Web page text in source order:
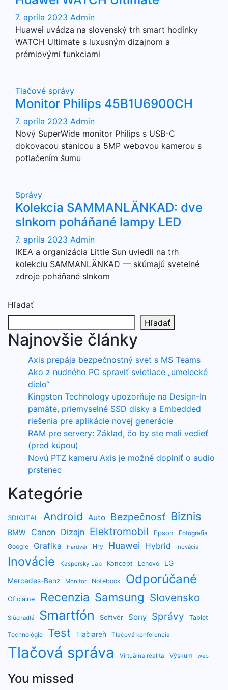
7. apríla 2023 Admin
Huawei uvádza na slovenský trh smart hodinky
WATCH Ultimate s luxusným dizajnom a
prémiovými funkciami
Tlačové správy
Monitor Philips 45B1U6900CH
7. apríla 2023 Admin
Nový SuperWide monitor Philips s USB-C
dokovacou stanicou a 5MP webovou kamerou s
potlačením šumu
Správy
Kolekcia SAMMANLÄNKAD: dve
slnkom poháňané lampy LED
7. apríla 2023 Admin
IKEA a organizácia Little Sun uviedli na trh
kolekciu SAMMANLÄNKAD — skúmajú svetelné
zdroje poháňané slnkom
Hľadať
Hľadať
Najnovšie články
Axis prepája bezpečnostný svet s MS Teams
Ako z nudného PC spraviť svietiace „umelecké
dielo“
Kingston Technology upozorňuje na Design-In
pamäte, priemyselné SSD disky a Embedded
riešenia pre aplikácie novej generácie
RAM pre servery: Základ, čo by ste mali vedieť
(pred kúpou)
Novú PTZ kameru Axis je možné doplniť o audio
prstenec
Kategórie
3DIGITAL Android Auto Bezpečnosť Biznis
BMW Canon Dizajn Elektromobil Epson
Fotografia
Google
Grafika Hardvér Hry Huawei Hybrid Inovácia
Inovácie Kaspersky Lab Koncept Lenovo LG
Mercedes-Benz Monitor Notebook Odporúčané
Oficiálne Recenzia Samsung Slovensko
Slúchadlá Smartfón Softvér Sony Správy Tablet
Technológie Test Tlačiareň Tlačová konferencia
Tlačová správa Virtuálna realita Výskum web
You missed